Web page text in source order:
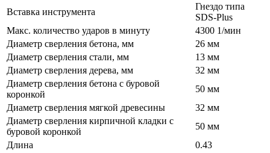
Вставка инструмента
Гнездо типа
SDS-Plus
Макс. количество ударов в минуту
4300 1/мин
Диаметр сверления бетона, мм
26 мм
Диаметр сверления стали, мм
13 мм
Диаметр сверления дерева, мм
32 мм
Диаметр сверления бетона с буровой
коронкой
50 мм
Диаметр сверления мягкой древесины
32 мм
Диаметр сверления кирпичной кладки с
буровой коронкой
50 мм
Длина
0.43